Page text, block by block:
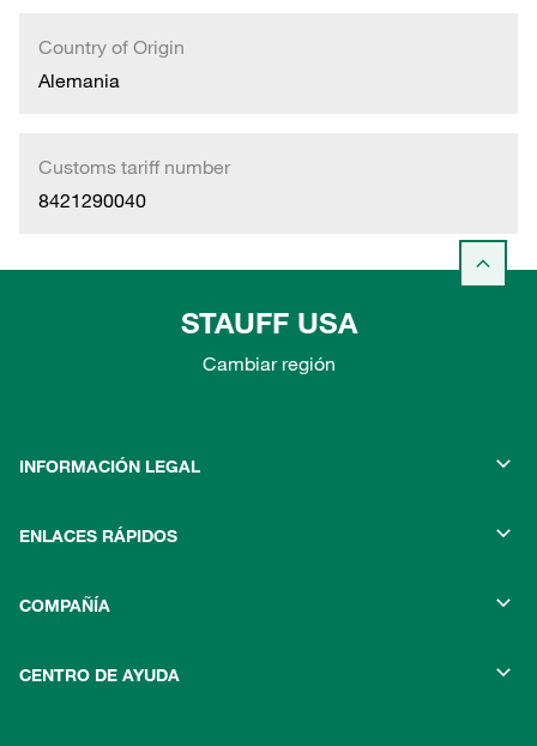
Country of Origin
Alemania
Customs tariff number
8421290040
STAUFF USA
Cambiar región
INFORMACIÓN LEGAL
ENLACES RÁPIDOS
COMPAÑÍA
CENTRO DE AYUDA